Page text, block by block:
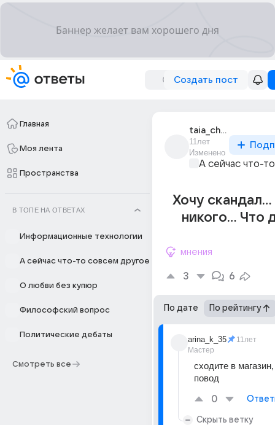
Создать пост
Главная
Моя лента
Пространства
В ТОПЕ НА ОТВЕТАХ
Информационные технологии
А сейчас что-то совсем другое
О любви без купюр
Философский вопрос
Политические дебаты
Смотреть все
taia_chistiulia
11лет
Изменено
А сейчас что-
Хочу
никого... Что
мнения
3 6
По дате По рейтингу
arina_k_35
Мастер
11лет
сходите в
повод
0
Скрыть ветку